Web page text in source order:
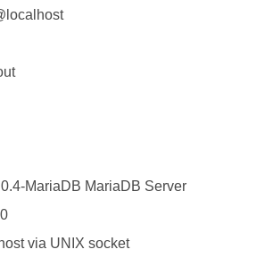
MariaDB MariaDB Server
via UNIX socket